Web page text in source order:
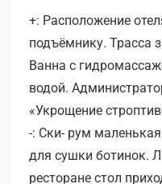
+: Расположение
подъёмнику. Трасса
Ванна с
водой.
«Укрощение
-: Ски- рум
для сушки ботинок.
ресторане стол